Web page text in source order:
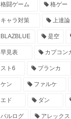
格闘ゲーム 格ゲー
キャラ対策 上達論
BLAZBLUE 是空
早見表 カプコン
スト6 ブランカ
ケン ファルケ
エド ダン
バルログ アレックス